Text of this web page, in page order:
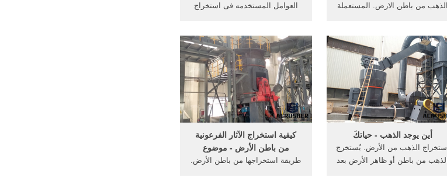
العوامل المستخدمه فى استخراج
كيفية استخراج الذهب من باطن
الارض كيف يستخرج الذهب
mahmoud barakat‎ CCM-crusher.
10 نيسان (إبريل) 2012 العوامل
المستخدمه ...
الذهب من باطن الارض. المستعملة
من الناحية وبتأثير تلك الحركة
الدوامية في باطن الأرض وما يصحب
كيفية استخراج الآثار الفرعونية
من باطن الأرض - موضوع
طريقة استخراجها من باطن الأرض.
أين يوجد الذهب - حياتكَ
استخراج الذهب من الأرض. يُستخرج
الذهب من باطن أو ظاهر الأرض بعد